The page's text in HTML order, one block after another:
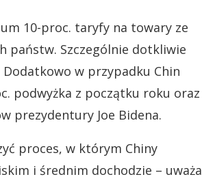
10-proc. taryfy na towary ze
państw. Szczególnie dotkliwie
Dodatkowo w przypadku Chin
podwyżka z początku roku oraz
prezydentury Joe Bidena.
proces, w którym Chiny
i średnim dochodzie – uważa